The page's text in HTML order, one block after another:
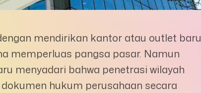
mendirikan kantor atau outlet baru
memperluas pangsa pasar. Namun
menyadari bahwa penetrasi wilayah
hukum perusahaan secara